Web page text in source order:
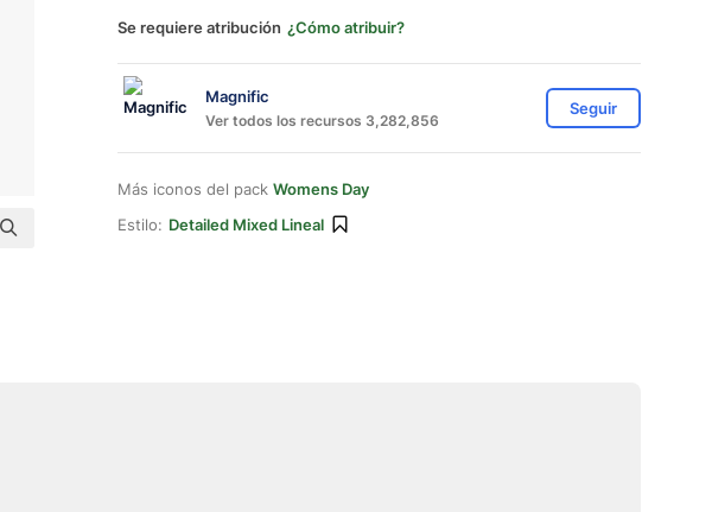
Se requiere atribución ¿Cómo atribuir?
Magnific
Ver todos los recursos 3,282,856
Seguir
Más iconos del pack Womens Day
Estilo: Detailed Mixed Lineal